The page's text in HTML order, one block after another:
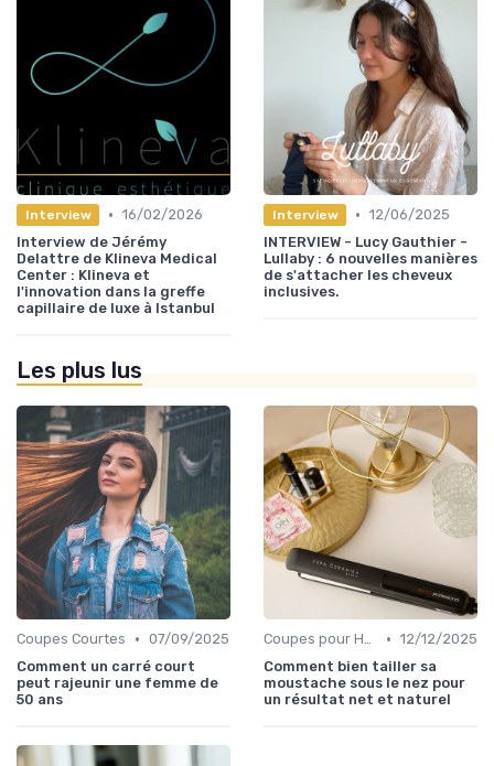
Interview • 16/02/2026
Interview de Jérémy
Delattre de Klineva Medical
Center : Klineva et
l'innovation dans la greffe
capillaire de luxe à Istanbul
Interview • 12/06/2025
INTERVIEW - Lucy Gauthier -
Lullaby : 6 nouvelles manières
de s'attacher les cheveux
inclusives.
Les plus lus
Coupes Courtes • 07/09/2025
Comment un carré court
peut rajeunir une femme de
50 ans
Coupes pour Hommes • 12/12/2025
Comment bien tailler sa
moustache sous le nez pour
un résultat net et naturel